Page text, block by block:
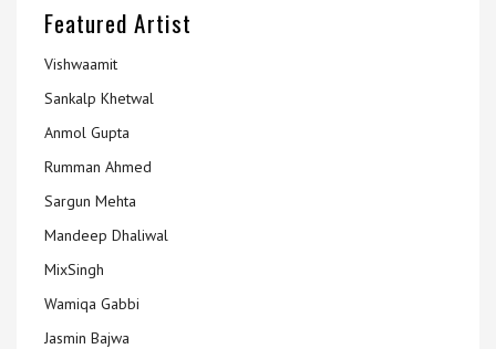
Featured Artist
Vishwaamit
Sankalp Khetwal
Anmol Gupta
Rumman Ahmed
Sargun Mehta
Mandeep Dhaliwal
MixSingh
Wamiqa Gabbi
Jasmin Bajwa